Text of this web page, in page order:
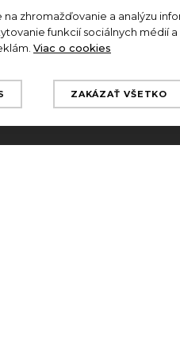
zhromažďovanie a analýzu
funkcií sociálnych médií a
Viac o cookies
ZAKÁZAŤ VŠETKO